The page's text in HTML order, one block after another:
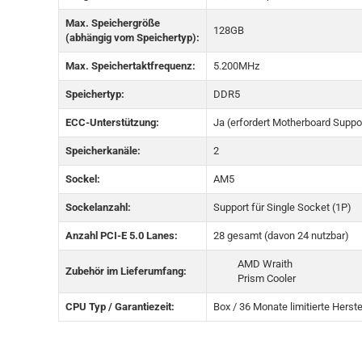
Max. Speichergröße
(abhängig vom Speichertyp):
128GB
Max. Speichertaktfrequenz: 5.200MHz
Speichertyp: DDR5
ECC-Unterstützung: Ja (erfordert Motherboard
Speicherkanäle: 2
Sockel: AM5
Sockelanzahl: Support für Single Socket (1P)
Anzahl PCI-E 5.0 Lanes: 28 gesamt (davon 24 nutzbar)
Zubehör im Lieferumfang:
AMD Wraith
Prism Cooler
CPU Typ / Garantiezeit: Box / 36 Monate limitierte